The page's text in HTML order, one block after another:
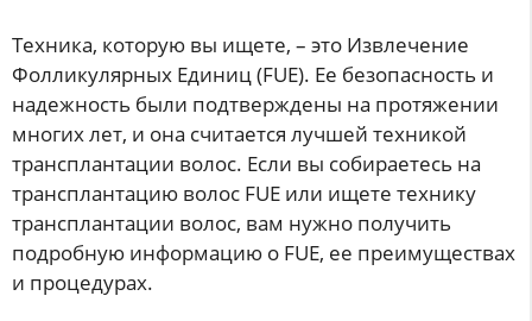
Техника, которую вы ищете, – это Извлечение
Фолликулярных Единиц (FUE). Ее безопасность и
надежность были подтверждены на протяжении
многих лет, и она считается лучшей техникой
трансплантации волос. Если вы собираетесь на
трансплантацию волос FUE или ищете технику
трансплантации волос, вам нужно получить
подробную информацию о FUE, ее преимуществах
и процедурах.